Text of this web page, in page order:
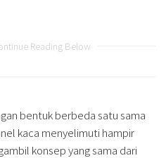
Reading Below
bentuk berbeda satu sama
kaca menyelimuti hampir
konsep yang sama dari